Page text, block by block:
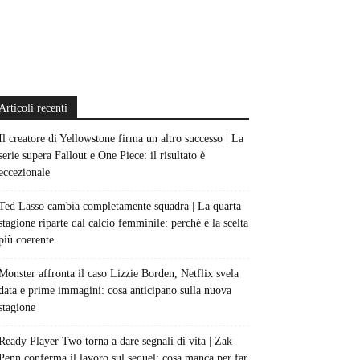
recenti
creatore di Yellowstone firma un altro successo | La
supera Fallout e One Piece: il risultato è
Lasso cambia completamente squadra | La quarta
riparte dal calcio femminile: perché è la scelta
coerente
affronta il caso Lizzie Borden, Netflix svela
e prime immagini: cosa anticipano sulla nuova
Player Two torna a dare segnali di vita | Zak